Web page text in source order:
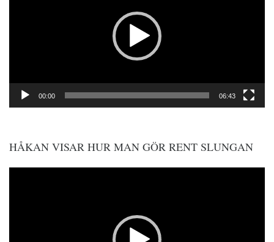
00:00 06:43
HÅKAN VISAR HUR MAN GÖR RENT SLUNGAN